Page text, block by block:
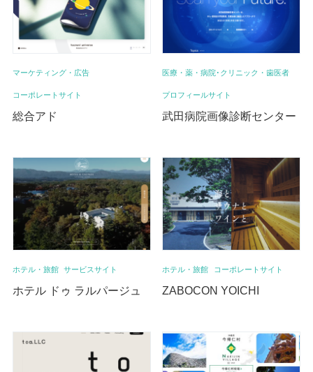
マーケティング・広告
コーポレートサイト
総合アド
医療・薬・病院･クリニック・歯医者
プロフィールサイト
武田病院画像診断センター
ホテル・旅館 サービスサイト
ホテル ドゥ ラルパージュ
ホテル・旅館 コーポレートサイト
ZABOCON YOICHI